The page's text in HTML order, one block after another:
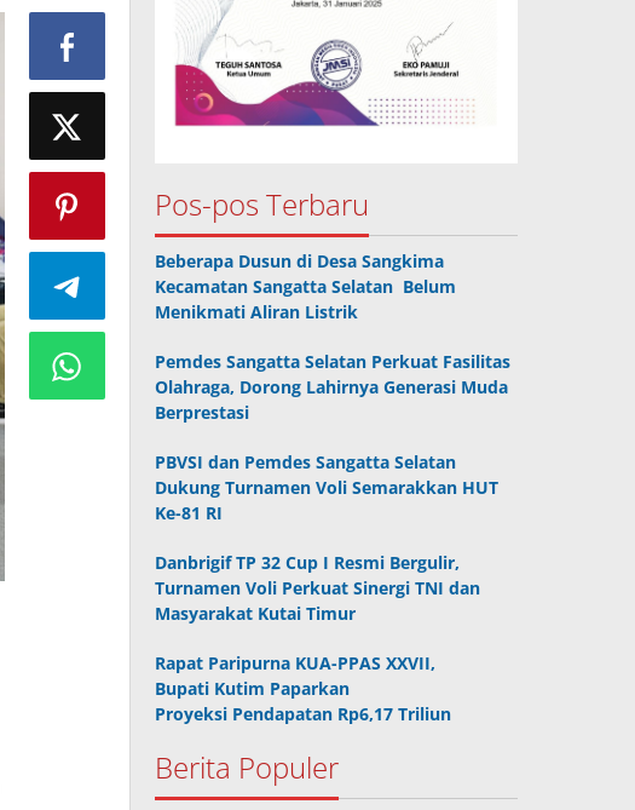
Pos-pos Terbaru
Beberapa Dusun di Desa Sangkima
Kecamatan Sangatta Selatan Belum
Menikmati Aliran Listrik
Pemdes Sangatta Selatan Perkuat Fasilitas
Olahraga, Dorong Lahirnya Generasi Muda
Berprestasi
PBVSI dan Pemdes Sangatta Selatan
Dukung Turnamen Voli Semarakkan HUT
Ke-81 RI
Danbrigif TP 32 Cup I Resmi Bergulir,
Turnamen Voli Perkuat Sinergi TNI dan
Masyarakat Kutai Timur
Rapat Paripurna KUA-PPAS XXVII,
Bupati Kutim Paparkan
Proyeksi Pendapatan Rp6,17 Triliun
Berita Populer